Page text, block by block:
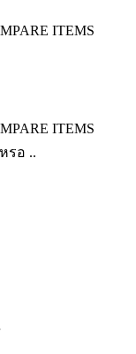
ITEMS
ITEMS
รอ ..